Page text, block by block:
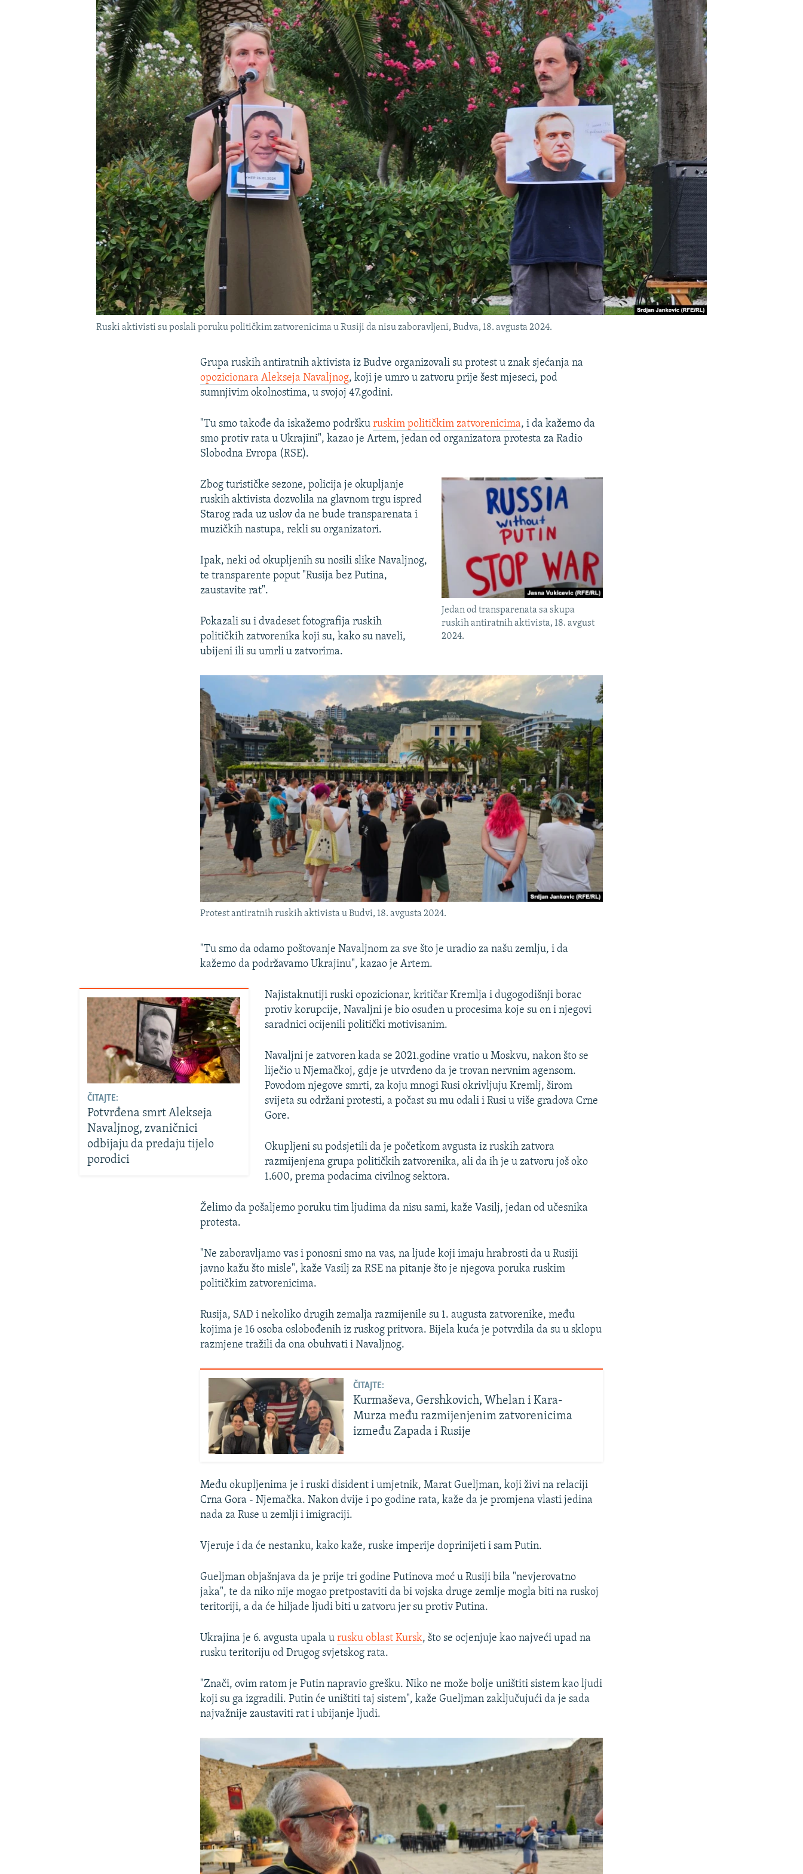
GENOCID U SREBRENICI
POPLAVE I KLIZIŠTA U BIH 2024.
TRI DECENIJE OD RATA U BIH
NASTANAK I RASPAD JUGOSLAVIJE
Ruski aktivisti su poslali poruku političkim zatvorenicima u Rusiji da nisu zaboravljeni, Budva, 18. avgusta 2024.
Grupa ruskih antiratnih aktivista iz Budve organizovali su protest u znak sjećanja na
opozicionara Alekseja Navaljnog, koji je umro u zatvoru prije šest mjeseci, pod
sumnjivim okolnostima, u svojoj 47.godini.
"Tu smo takođe da iskažemo podrškuruskim političkim zatvorenicima, i da kažemo da
smo protiv rata u Ukrajini", kazao je Artem, jedan od organizatora protesta za Radio
Slobodna Evropa (RSE).
Jedan od transparenata sa skupa
ruskih antiratnih aktivista, 18. avgust
2024.
Zbog turističke sezone, policija je okupljanje
ruskih aktivista dozvolila na glavnom trgu ispred
Starog rada uz uslov da ne bude transparenata i
muzičkih nastupa, rekli su organizatori.
Ipak, neki od okupljenih su nosili slike Navaljnog,
te transparente poput "Rusija bez Putina,
zaustavite rat".
Pokazali su i dvadeset fotografija ruskih
političkih zatvorenika koji su, kako su naveli,
ubijeni ili su umrli u zatvorima.
Protest antiratnih ruskih aktivista u Budvi, 18. avgusta 2024.
"Tu smo da odamo poštovanje Navaljnom za sve što je uradio za našu zemlju, i da
kažemo da podržavamo Ukrajinu", kazao je Artem.
ČITAJTE:
Potvrđena smrt Alekseja
Navaljnog, zvaničnici
odbijaju da predaju tijelo
porodici
Najistaknutiji ruski opozicionar, kritičar Kremlja i dugogodišnji borac
protiv korupcije, Navaljni je bio osuđen u procesima koje su on i njegovi
saradnici ocijenili politički motivisanim.
Navaljni je zatvoren kada se 2021.godine vratio u Moskvu, nakon što se
liječio u Njemačkoj, gdje je utvrđeno da je trovan nervnim agensom.
Povodom njegove smrti, za koju mnogi Rusi okrivljuju Kremlj, širom
svijeta su održani protesti, a počast su mu odali i Rusi u više gradova Crne
Gore.
Okupljeni su podsjetili da je početkom avgusta iz ruskih zatvora
razmijenjena grupa političkih zatvorenika, ali da ih je u zatvoru još oko
1.600, prema podacima civilnog sektora.
Želimo da pošaljemo poruku tim ljudima da nisu sami, kaže Vasilj, jedan od učesnika
protesta.
"Ne zaboravljamo vas i ponosni smo na vas, na ljude koji imaju hrabrosti da u Rusiji
javno kažu što misle", kaže Vasilj za RSE na pitanje što je njegova poruka ruskim
političkim zatvorenicima.
Rusija, SAD i nekoliko drugih zemalja razmijenile su 1. augusta zatvorenike, među
kojima je 16 osoba oslobođenih iz ruskog pritvora. Bijela kuća je potvrdila da su u sklopu
razmjene tražili da ona obuhvati i Navaljnog.
ČITAJTE:
Kurmaševa, Gershkovich, Whelan i Kara-
Murza među razmijenjenim zatvorenicima
između Zapada i Rusije
Među okupljenima je i ruski disident i umjetnik, Marat Gueljman, koji živi na relaciji
Crna Gora - Njemačka. Nakon dvije i po godine rata, kaže da je promjena vlasti jedina
nada za Ruse u zemlji i imigraciji.
Vjeruje i da će nestanku, kako kaže, ruske imperije doprinijeti i sam Putin.
Gueljman objašnjava da je prije tri godine Putinova moć u Rusiji bila "nevjerovatno
jaka", te da niko nije mogao pretpostaviti da bi vojska druge zemlje mogla biti na ruskoj
teritoriji, a da će hiljade ljudi biti u zatvoru jer su protiv Putina.
Ukrajina je 6. avgusta upala urusku oblast Kursk, što se ocjenjuje kao najveći upad na
rusku teritoriju od Drugog svjetskog rata.
"Znači, ovim ratom je Putin napravio grešku. Niko ne može bolje uništiti sistem kao ljudi
koji su ga izgradili. Putin će uništiti taj sistem", kaže Gueljman zaključujući da je sada
najvažnije zaustaviti rat i ubijanje ljudi.